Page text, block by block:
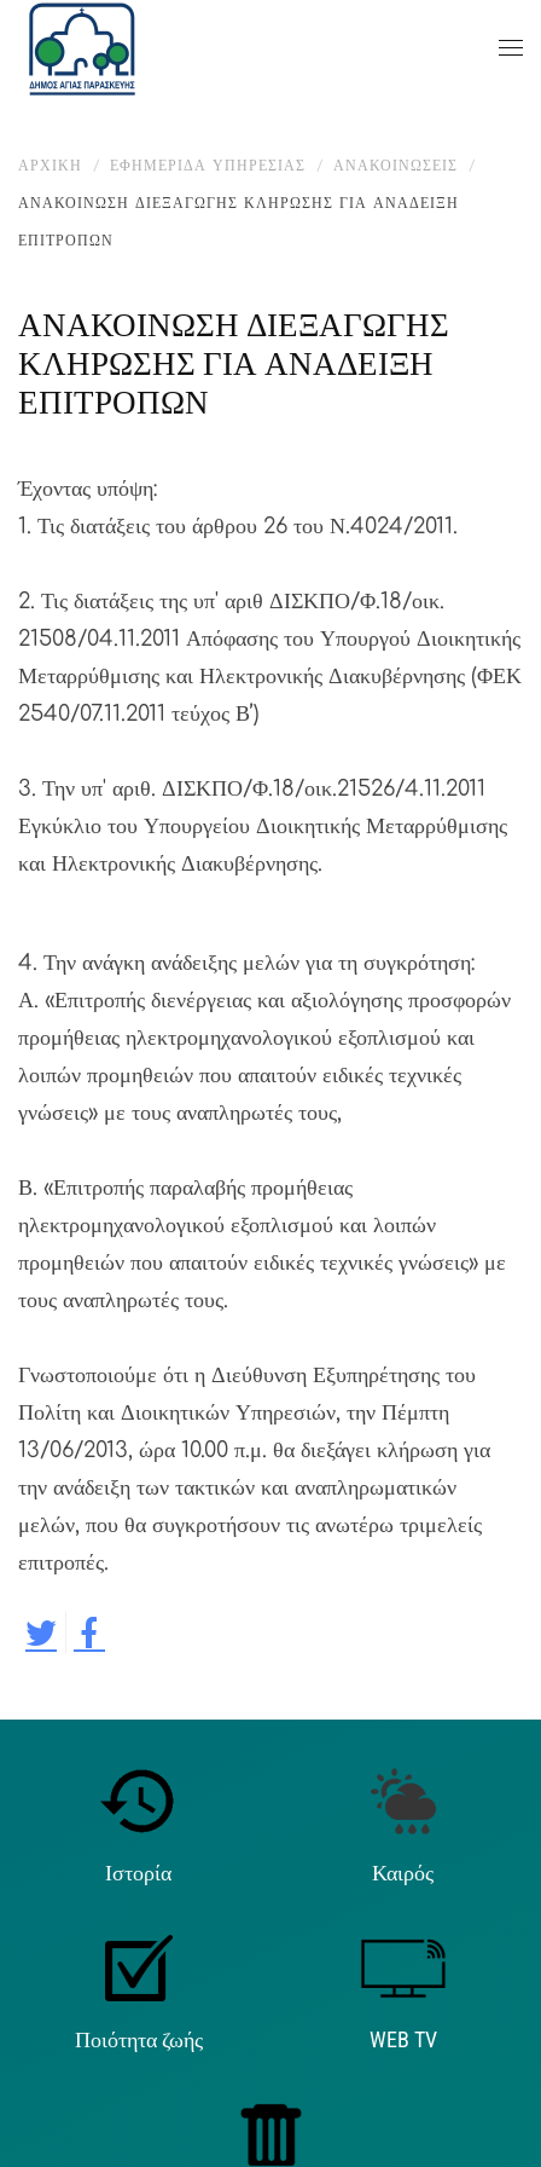
ΑΡΧΙΚΉ ΕΦΗΜΕΡΙΔΑ ΥΠΗΡΕΣΙΑΣ ΑΝΑΚΟΙΝΏΣΕΙΣ
ΑΝΑΚΟΙΝΩΣΗ ΔΙΕΞΑΓΩΓΗΣ ΚΛΗΡΩΣΗΣ ΓΙΑ ΑΝΑΔΕΙΞΗ
ΕΠΙΤΡΟΠΩΝ
ΑΝΑΚΟΙΝΩΣΗ ΔΙΕΞΑΓΩΓΗΣ
ΚΛΗΡΩΣΗΣ ΓΙΑ ΑΝΑΔΕΙΞΗ
ΕΠΙΤΡΟΠΩΝ
Έχοντας υπόψη:
1. Τις διατάξεις του άρθρου 26 του Ν.4024/2011.
2. Τις διατάξεις της υπ' αριθ ΔΙΣΚΠΟ/Φ.18/οικ.
21508/04.11.2011 Απόφασης του Υπουργού Διοικητικής
Μεταρρύθμισης και Ηλεκτρονικής Διακυβέρνησης (ΦΕΚ
2540/07.11.2011 τεύχος Β’)
3. Την υπ' αριθ. ΔΙΣΚΠΟ/Φ.18/οικ.21526/4.11.2011
Εγκύκλιο του Υπουργείου Διοικητικής Μεταρρύθμισης
και Ηλεκτρονικής Διακυβέρνησης.
4. Την ανάγκη ανάδειξης μελών για τη συγκρότηση:
Α. «Επιτροπής διενέργειας και αξιολόγησης προσφορών
προμήθειας ηλεκτρομηχανολογικού εξοπλισμού και
λοιπών προμηθειών που απαιτούν ειδικές τεχνικές
γνώσεις» με τους αναπληρωτές τους,
Β. «Επιτροπής παραλαβής προμήθειας
ηλεκτρομηχανολογικού εξοπλισμού και λοιπών
προμηθειών που απαιτούν ειδικές τεχνικές γνώσεις» με
τους αναπληρωτές τους.
Γνωστοποιούμε ότι η Διεύθυνση Εξυπηρέτησης του
Πολίτη και Διοικητικών Υπηρεσιών, την Πέμπτη
13/06/2013, ώρα 10.00 π.μ. θα διεξάγει κλήρωση για
την ανάδειξη των τακτικών και αναπληρωματικών
μελών, που θα συγκροτήσουν τις ανωτέρω τριμελείς
επιτροπές.
Ιστορία Καιρός
Ποιότητα ζωής WEB TV